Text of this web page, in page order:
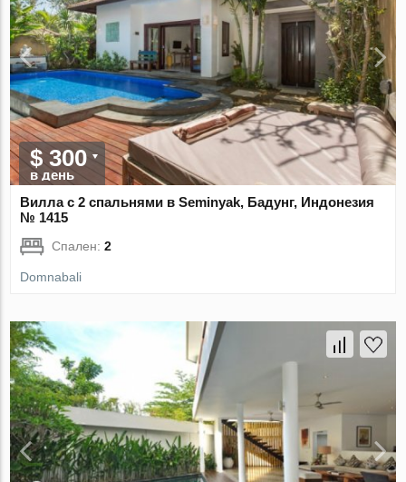
$ 300
в день
Вилла с 2 спальнями в Seminyak, Бадунг, Индонезия
№ 1415
Спален:2
Domnabali